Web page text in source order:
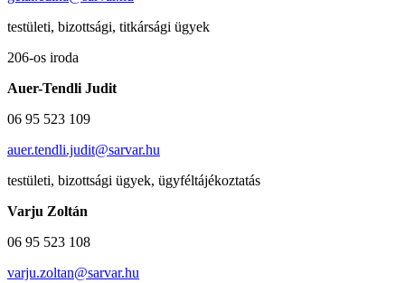
testületi, bizottsági, titkársági ügyek
206-os iroda
Auer-Tendli Judit
06 95 523 109
auer.tendli.judit@sarvar.hu
testületi, bizottsági ügyek, ügyféltájékoztatás
Varju Zoltán
06 95 523 108
varju.zoltan@sarvar.hu